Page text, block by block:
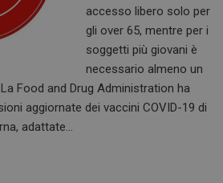
accesso libero solo per
gli over 65, mentre per i
soggetti più giovani è
necessario almeno un
Food and Drug Administration ha
aggiornate dei vaccini COVID-19 di
adattate…
Microsoft Corporation
.www.dailyhealthindustry.it
Sessione